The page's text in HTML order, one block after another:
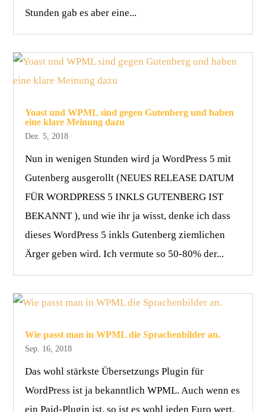
Stunden gab es aber eine...
Yoast und WPML sind gegen Gutenberg und haben
eine klare Meinung dazu
Dez. 5, 2018
Nun in wenigen Stunden wird ja WordPress 5 mit
Gutenberg ausgerollt (NEUES RELEASE DATUM
FÜR WORDPRESS 5 INKLS GUTENBERG IST
BEKANNT ), und wie ihr ja wisst, denke ich dass
dieses WordPress 5 inkls Gutenberg ziemlichen
Ärger geben wird. Ich vermute so 50-80% der...
Wie passt man in WPML die Sprachenbilder an.
Sep. 16, 2018
Das wohl stärkste Übersetzungs Plugin für
WordPress ist ja bekanntlich WPML. Auch wenn es
ein Paid-Plugin ist, so ist es wohl jeden Euro wert,